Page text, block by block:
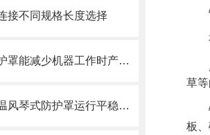
接不同规格长度选择
青岛机床防护罩能减少机器工作时产生的噪音对周围环境的影响
为什么耐高温风琴式防护罩运行平稳且无噪音？
草
板